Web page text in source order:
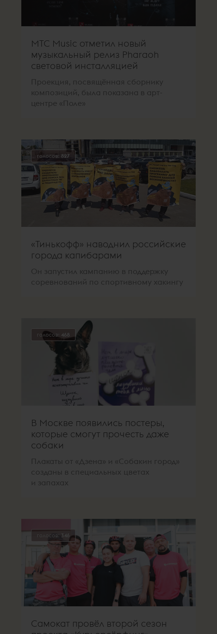
МТС Music отметил новый
музыкальный релиз Pharaoh
световой инсталляцией
Проекция, посвящённая сборнику
композиций, была показана в арт-
центре «Поле»
голосов: 827
«Тинькофф» наводнил российские
города капибарами
Он запустил кампанию в поддержку
соревнований по спортивному хакингу
голосов: 468
В Москве появились постеры,
которые смогут прочесть даже
собаки
Плакаты от «Дзена» и «Собакин город»
созданы в специальных цветах
и запахах
голосов: 346
Самокат провёл второй сезон